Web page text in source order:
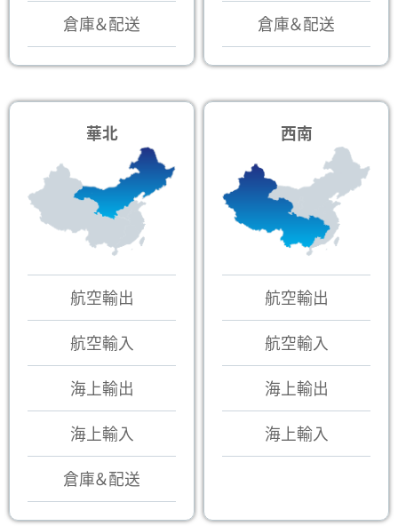
倉庫＆配送
倉庫＆配送
華北
航空輸出
航空輸入
海上輸出
海上輸入
倉庫＆配送
西南
航空輸出
航空輸入
海上輸出
海上輸入